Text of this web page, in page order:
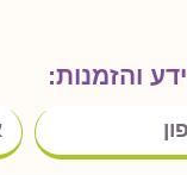
והזמנות: